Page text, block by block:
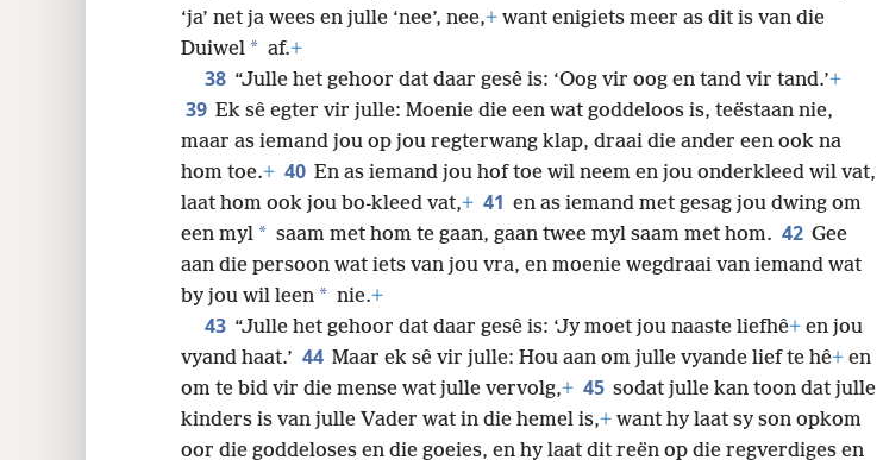
‘ja’ net ja wees en julle ‘nee’, nee,+ want enigiets meer as dit is van die
Duiwel * af.+
38 “Julle het gehoor dat daar gesê is: ‘Oog vir oog en tand vir tand.’+
39 Ek sê egter vir julle: Moenie die een wat goddeloos is, teëstaan nie,
maar as iemand jou op jou regterwang klap, draai die ander een ook na
hom toe.+ 40 En as iemand jou hof toe wil neem en jou onderkleed wil vat,
laat hom ook jou bo-kleed vat,+ 41 en as iemand met gesag jou dwing om
een myl * saam met hom te gaan, gaan twee myl saam met hom. 42 Gee
aan die persoon wat iets van jou vra, en moenie wegdraai van iemand wat
by jou wil leen * nie.+
43 “Julle het gehoor dat daar gesê is: ‘Jy moet jou naaste liefhê+ en jou
vyand haat.’ 44 Maar ek sê vir julle: Hou aan om julle vyande lief te hê+ en
om te bid vir die mense wat julle vervolg,+ 45 sodat julle kan toon dat julle
kinders is van julle Vader wat in die hemel is,+ want hy laat sy son opkom
oor die goddeloses en die goeies, en hy laat dit reën op die regverdiges en